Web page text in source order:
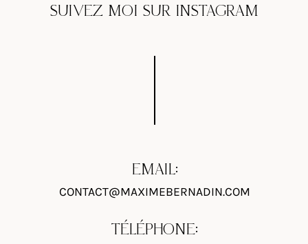
SUIVEZ MOI SUR INSTAGRAM
EMAIL:
CONTACT@MAXIMEBERNADIN.COM
TÉLÉPHONE: